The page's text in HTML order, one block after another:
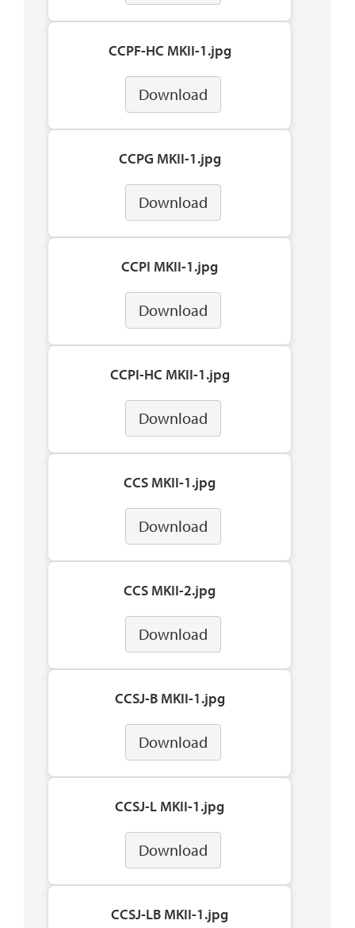
CCPF-HC MKII-1.jpg
Download
CCPG MKII-1.jpg
Download
CCPI MKII-1.jpg
Download
CCPI-HC MKII-1.jpg
Download
CCS MKII-1.jpg
Download
CCS MKII-2.jpg
Download
CCSJ-B MKII-1.jpg
Download
CCSJ-L MKII-1.jpg
Download
CCSJ-LB MKII-1.jpg